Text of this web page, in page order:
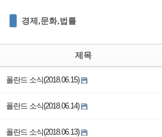
경제,문화,법률
제목
폴란드 소식(2018.06.15)
폴란드 소식(2018.06.14)
폴란드 소식(2018.06.13)